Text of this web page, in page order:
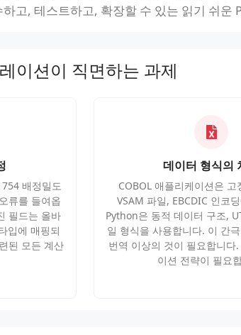
고, 테스트하고, 확장할 수 있는 읽기 쉬운
이션이 직면하는 과제
배정밀도
류를 들여옵
필드는 올바
입에 매핑되
된 모든 계산
데이터 형식의
COBOL 애플리케이션은 고
VSAM 파일, EBCDIC 인코
Python은 동적 데이터 구조,
일 형식을 사용합니다. 이 간
번역 이상의 것이 필요합니다
이션 전략이 필요